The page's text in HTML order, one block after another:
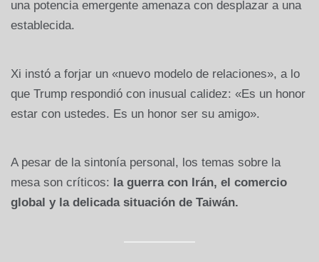
una potencia emergente amenaza con desplazar a una
establecida.
Xi instó a forjar un «nuevo modelo de relaciones», a lo
que Trump respondió con inusual calidez: «Es un honor
estar con ustedes. Es un honor ser su amigo».
A pesar de la sintonía personal, los temas sobre la
mesa son críticos: la guerra con Irán, el comercio
global y la delicada situación de Taiwán.